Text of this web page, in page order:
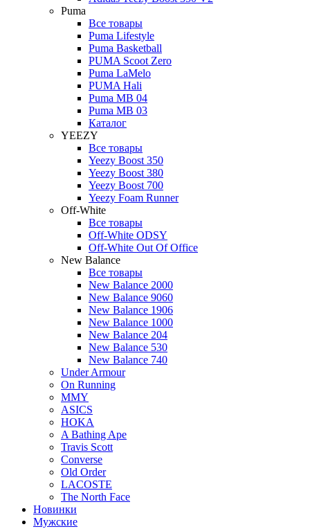
Puma
Все товары
Puma Lifestyle
Puma Basketball
PUMA Scoot Zero
Puma LaMelo
PUMA Hali
Puma MB 04
Puma MB 03
Каталог
YEEZY
Все товары
Yeezy Boost 350
Yeezy Boost 380
Yeezy Boost 700
Yeezy Foam Runner
Off-White
Все товары
Off-White ODSY
Off-White Out Of Office
New Balance
Все товары
New Balance 2000
New Balance 9060
New Balance 1906
New Balance 1000
New Balance 204
New Balance 530
New Balance 740
Under Armour
On Running
MMY
ASICS
HOKA
A Bathing Ape
Travis Scott
Converse
Old Order
LACOSTE
The North Face
Новинки
Мужские